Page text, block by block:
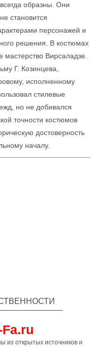
образны. Они
становится
персонажей и
решения. В костюмах
Вирсаладзе.
Г. Козинцева,
исполненному
стилевые
но не добивался
точности костюмов
достоверность
началу.
из открытых источников и